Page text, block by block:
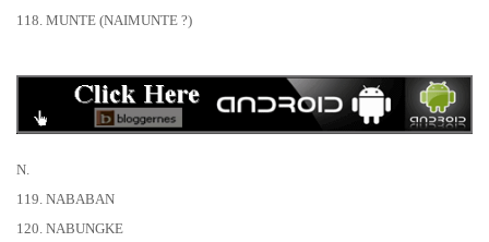
118. MUNTE (NAIMUNTE ?)
N.
119. NABABAN
120. NABUNGKE